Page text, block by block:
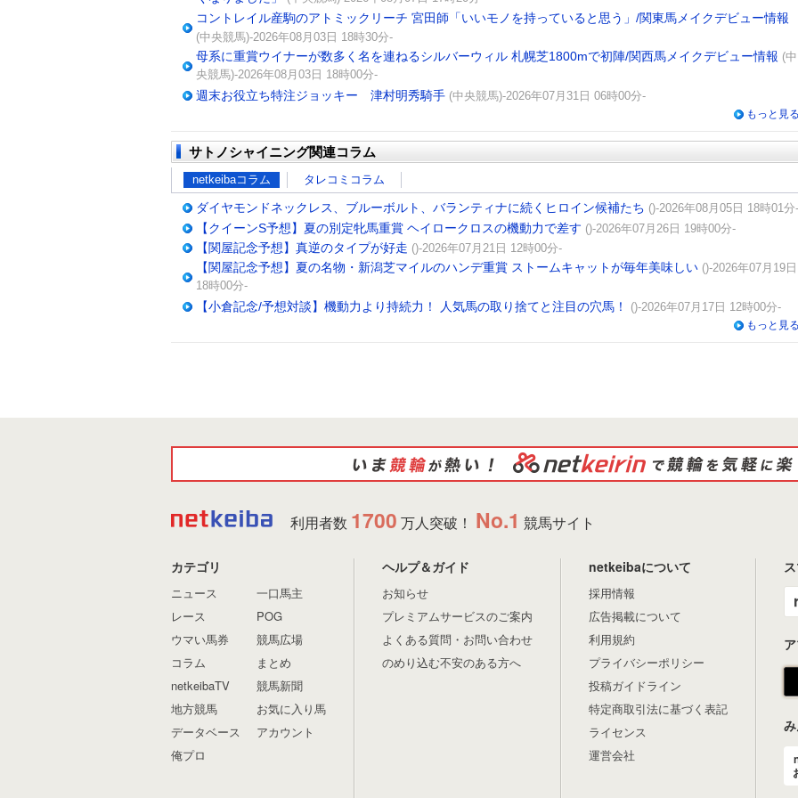
コントレイル産駒のアトミックリーチ 宮田師「いいモノを持っていると思う」/関東馬メイクデビュー情報
(中央競馬)-2026年08月03日 18時30分-
母系に重賞ウイナーが数多く名を連ねるシルバーウィル 札幌芝1800mで初陣/関西馬メイクデビュー情報 (中
央競馬)-2026年08月03日 18時00分-
週末お役立ち特注ジョッキー 津村明秀騎手 (中央競馬)-2026年07月31日 06時00分-
もっと見る
サトノシャイニング関連コラム
netkeibaコラム タレコミコラム
ダイヤモンドネックレス、ブルーボルト、バランティナに続くヒロイン候補たち ()-2026年08月05日 18時01分-
【クイーンS予想】夏の別定牝馬重賞 ヘイロークロスの機動力で差す ()-2026年07月26日 19時00分-
【関屋記念予想】真逆のタイプが好走 ()-2026年07月21日 12時00分-
【関屋記念予想】夏の名物・新潟芝マイルのハンデ重賞 ストームキャットが毎年美味しい ()-2026年07月19日
18時00分-
【小倉記念/予想対談】機動力より持続力！ 人気馬の取り捨てと注目の穴馬！
()-2026年07月17日 12時00分-
もっと見る
利用者数 1700 万人突破！ No.1 競馬サイト
カテゴリ
ニュース
レース
ウマい馬券
コラム
netkeibaTV
地方競馬
データベース
俺プロ
一口馬主
POG
競馬広場
まとめ
競馬新聞
お気に入り馬
アカウント
ヘルプ＆ガイド
お知らせ
プレミアムサービスのご案内
よくある質問・お問い合わせ
のめり込む不安のある方へ
netkeibaについて
採用情報
広告掲載について
利用規約
プライバシーポリシー
投稿ガイドライン
特定商取引法に基づく表記
ライセンス
運営会社